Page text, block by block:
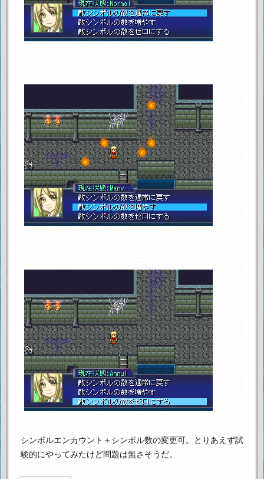
シンボルエンカウント＋シンボル数の変更可。 とりあえず試
験的にやってみたけど問題は無さそうだ。